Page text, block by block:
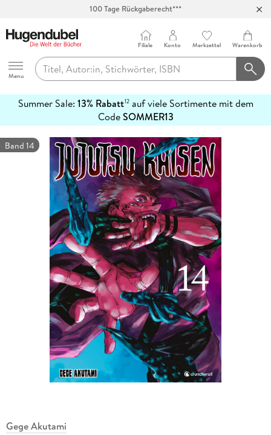
100 Tage Rückgaberecht***
Hugendubel
Menu
Filiale Konto Merkzettel Warenkorb
Summer Sale: 13% Rabatt12auf viele Sortimente mit dem
CodeSOMMER13
erfahren
Band 14
Gege Akutami